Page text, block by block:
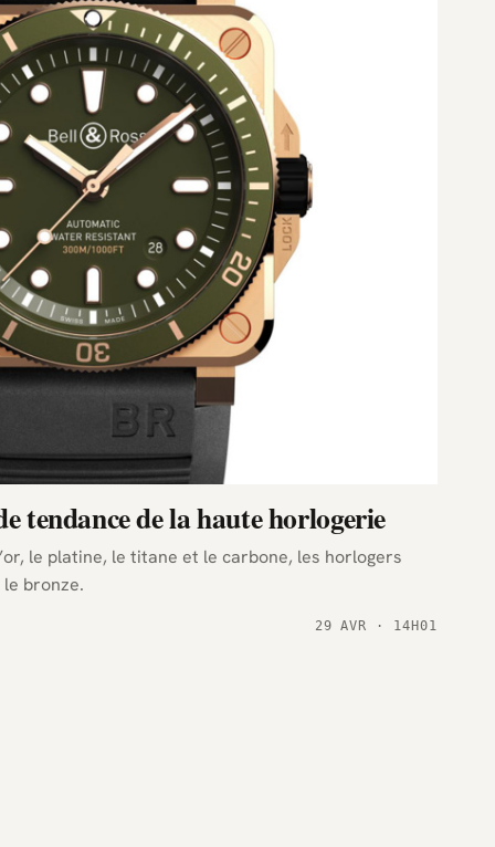
tendance de la haute horlogerie
le platine, le titane et le carbone, les horlogers
bronze.
29 AVR · 14H01